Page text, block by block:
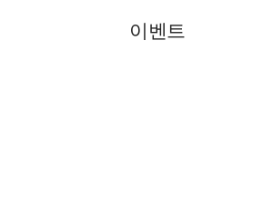
이벤트